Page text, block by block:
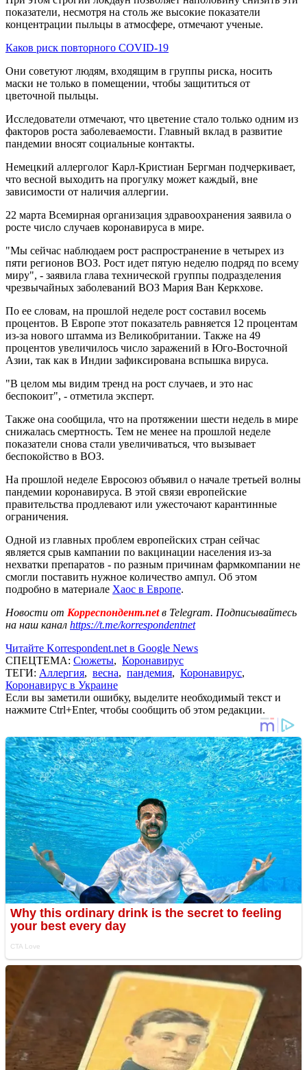
показатели, несмотря на столь же высокие показатели
концентрации пыльцы в атмосфере, отмечают ученые.
Каков риск повторного COVID-19
Они советуют людям, входящим в группы риска, носить
маски не только в помещении, чтобы защититься от
цветочной пыльцы.
Исследователи отмечают, что цветение стало только одним из
факторов роста заболеваемости. Главный вклад в развитие
пандемии вносят социальные контакты.
Немецкий аллерголог Карл-Кристиан Бергман подчеркивает,
что весной выходить на прогулку может каждый, вне
зависимости от наличия аллергии.
22 марта Всемирная организация здравоохранения заявила о
росте число случаев коронавируса в мире.
"Мы сейчас наблюдаем рост распространение в четырех из
пяти регионов ВОЗ. Рост идет пятую неделю подряд по всему
миру", - заявила глава технической группы подразделения
чрезвычайных заболеваний ВОЗ Мария Ван Керкхове.
По ее словам, на прошлой неделе рост составил восемь
процентов. В Европе этот показатель равняется 12 процентам
из-за нового штамма из Великобритании. Также на 49
процентов увеличилось число заражений в Юго-Восточной
Азии, так как в Индии зафиксирована вспышка вируса.
"В целом мы видим тренд на рост случаев, и это нас
беспокоит", - отметила эксперт.
Также она сообщила, что на протяжении шести недель в мире
снижалась смертность. Тем не менее на прошлой неделе
показатели снова стали увеличиваться, что вызывает
беспокойство в ВОЗ.
На прошлой неделе Евросоюз объявил о начале третьей волны
пандемии коронавируса. В этой связи европейские
правительства продлевают или ужесточают карантинные
ограничения.
Одной из главных проблем европейских стран сейчас
является срыв кампании по вакцинации населения из-за
нехватки препаратов - по разным причинам фармкомпании не
смогли поставить нужное количество ампул. Об этом
подробно в материале Хаос в Европе.
Новости от Корреспондент.netв Telegram. Подписывайтесь
на наш канал https://t.me/korrespondentnet
Читайте Korrespondent.net в Google News
СПЕЦТЕМА: Сюжеты, Коронавирус
ТЕГИ: Аллергия, весна, пандемия, Коронавирус,
Коронавирус в Украине
Если вы заметили ошибку, выделите необходимый текст и
нажмите Ctrl+Enter, чтобы сообщить об этом редакции.